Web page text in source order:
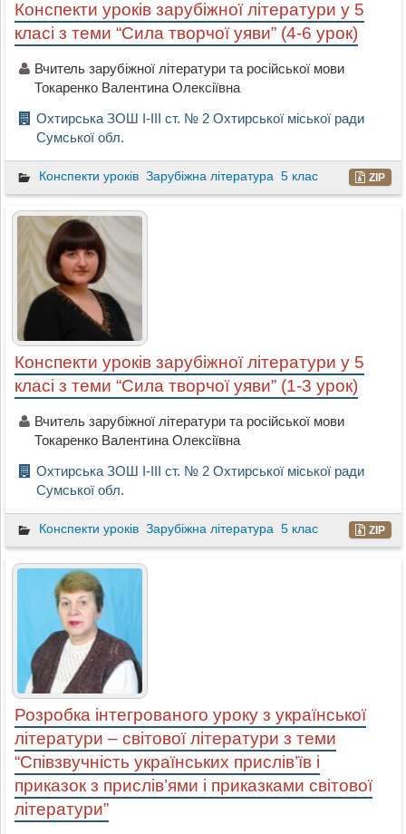
Конспекти уроків зарубіжної літератури у 5
класі з теми “Сила творчої уяви” (4-6 урок)
Вчитель зарубіжної літератури та російської мови
Токаренко Валентина Олексіївна
Охтирська ЗОШ І-ІІІ ст. № 2 Охтирської міської ради
Сумської обл.
Конспекти уроків Зарубіжна література 5 клас ZIP
Конспекти уроків зарубіжної літератури у 5
класі з теми “Сила творчої уяви” (1-3 урок)
Вчитель зарубіжної літератури та російської мови
Токаренко Валентина Олексіївна
Охтирська ЗОШ І-ІІІ ст. № 2 Охтирської міської ради
Сумської обл.
Конспекти уроків Зарубіжна література 5 клас ZIP
Розробка інтегрованого уроку з української
літератури – світової літератури з теми
“Співзвучність українських прислів’їв і
приказок з прислів’ями і приказками світової
літератури”